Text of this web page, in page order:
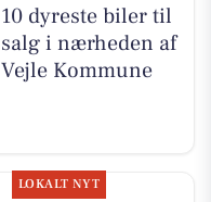
10 dyreste biler til
salg i nærheden af
Vejle Kommune
LOKALT NYT